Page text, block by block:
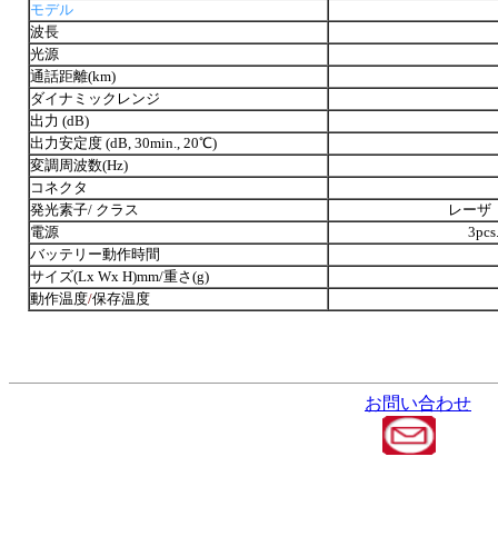
モデル
波長
光源
通話距離(km)
ダイナミックレンジ
出力 (dB)
出力安定度 (dB, 30min., 20℃)
変調周波数(Hz)
コネクタ
発光素子/ クラス
レーザ
電源
バッテリー動作時間
サイズ(Lx Wx H)mm/重さ(g)
動作温度/保存温度
お問い合わせ